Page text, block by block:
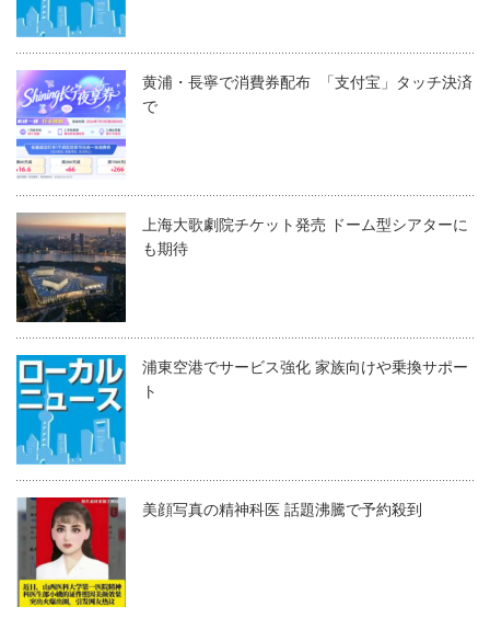
黄浦・長寧で消費券配布 「支付宝」タッチ決済
で
上海大歌劇院チケット発売 ドーム型シアターに
も期待
浦東空港でサービス強化 家族向けや乗換サポー
ト
美顔写真の精神科医 話題沸騰で予約殺到